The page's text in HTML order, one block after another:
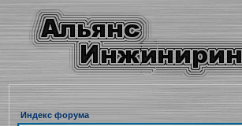
Индекс форума